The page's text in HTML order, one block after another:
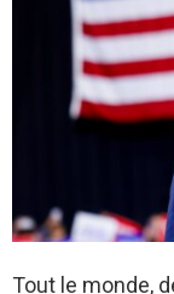
Tout le monde,